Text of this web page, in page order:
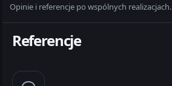
Opinie i referencje po wspólnych realizacjach.
Referencje